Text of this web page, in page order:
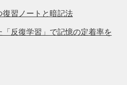
習ノートと暗記法
「反復学習」で記憶の定着率を